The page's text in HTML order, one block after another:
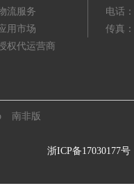
流服务
用市场
权代运营商
电话
传真
南非版
浙ICP备17030177号